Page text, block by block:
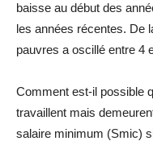
baisse au début des
les années récentes. De
pauvres a oscillé entre 4
Comment est-il possible
travaillent mais
salaire minimum (Smic)